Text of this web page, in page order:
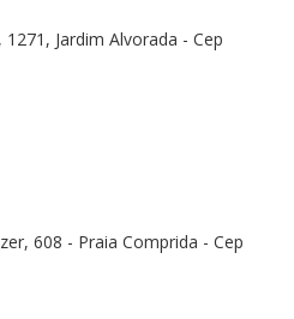
Jardim Alvorada - Cep
608 - Praia Comprida - Cep